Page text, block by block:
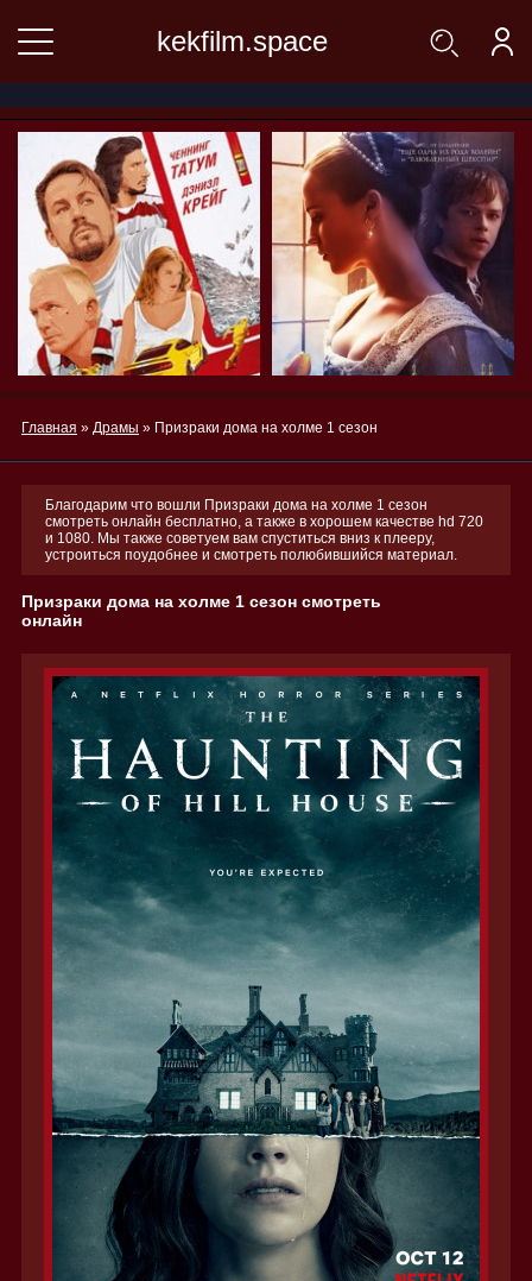
kekfilm.space
Главная » Драмы » Призраки дома на холме 1 сезон
Благодарим что вошли Призраки дома на холме 1 сезон
смотреть онлайн бесплатно, а также в хорошем качестве hd 720
и 1080. Мы также советуем вам спуститься вниз к плееру,
устроиться поудобнее и смотреть полюбившийся материал.
Призраки дома на холме 1 сезон смотреть
онлайн